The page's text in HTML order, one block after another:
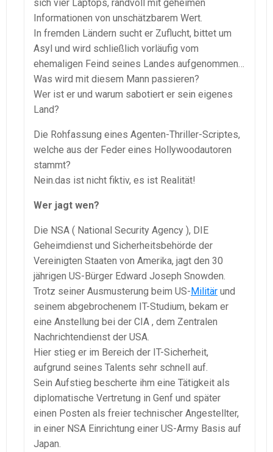
sich vier Laptops, randvoll mit geheimen
Informationen von unschätzbarem Wert.
In fremden Ländern sucht er Zuflucht, bittet um
Asyl und wird schließlich vorläufig vom
ehemaligen Feind seines Landes aufgenommen…
Was wird mit diesem Mann passieren?
Wer ist er und warum sabotiert er sein eigenes
Land?
Die Rohfassung eines Agenten-Thriller-Scriptes,
welche aus der Feder eines Hollywoodautoren
stammt?
Nein.das ist nicht fiktiv, es ist Realität!
Wer jagt wen?
Die NSA ( National Security Agency ), DIE
Geheimdienst und Sicherheitsbehörde der
Vereinigten Staaten von Amerika, jagt den 30
jährigen US-Bürger Edward Joseph Snowden.
Trotz seiner Ausmusterung beim US-Militär und
seinem abgebrochenem IT-Studium, bekam er
eine Anstellung bei der CIA , dem Zentralen
Nachrichtendienst der USA.
Hier stieg er im Bereich der IT-Sicherheit,
aufgrund seines Talents sehr schnell auf.
Sein Aufstieg bescherte ihm eine Tätigkeit als
diplomatische Vertretung in Genf und später
einen Posten als freier technischer Angestellter,
in einer NSA Einrichtung einer US-Army Basis auf
Japan.